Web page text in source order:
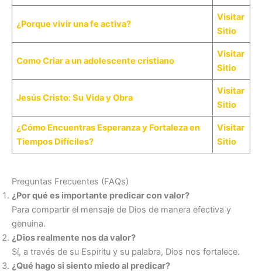
¿Porque vivir una fe activa?
Visitar
Sitio
Como Criar a un adolescente cristiano
Visitar
Sitio
Jesús Cristo: Su Vida y Obra
Visitar
Sitio
¿Cómo Encuentras Esperanza y Fortaleza en
Tiempos Difíciles?
Visitar
Sitio
Preguntas Frecuentes (FAQs)
¿Por qué es importante predicar con valor?
Para compartir el mensaje de Dios de manera efectiva y
genuina.
¿Dios realmente nos da valor?
Sí, a través de su Espíritu y su palabra, Dios nos fortalece.
¿Qué hago si siento miedo al predicar?